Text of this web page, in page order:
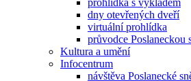
dny otevřených dveří
virtuální prohlídka
průvodce Poslaneckou
Kultura a umění
Infocentrum
návštěva Poslanecké